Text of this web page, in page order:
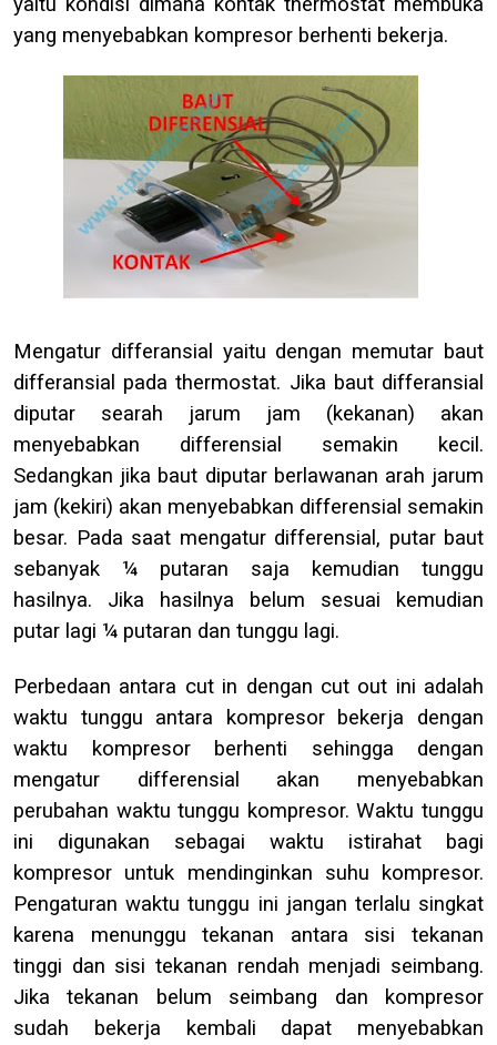
yang menyebabkan kompresor berhenti bekerja.
Mengatur differansial yaitu dengan memutar baut
differansial pada thermostat. Jika baut differansial
diputar searah jarum jam (kekanan) akan
menyebabkan differensial semakin kecil.
Sedangkan jika baut diputar berlawanan arah jarum
jam (kekiri) akan menyebabkan differensial semakin
besar. Pada saat mengatur differensial, putar baut
sebanyak ¼ putaran saja kemudian tunggu
hasilnya. Jika hasilnya belum sesuai kemudian
putar lagi ¼ putaran dan tunggu lagi.
Perbedaan antara cut in dengan cut out ini adalah
waktu tunggu antara kompresor bekerja dengan
waktu kompresor berhenti sehingga dengan
mengatur differensial akan menyebabkan
perubahan waktu tunggu kompresor. Waktu tunggu
ini digunakan sebagai waktu istirahat bagi
kompresor untuk mendinginkan suhu kompresor.
Pengaturan waktu tunggu ini jangan terlalu singkat
karena menunggu tekanan antara sisi tekanan
tinggi dan sisi tekanan rendah menjadi seimbang.
Jika tekanan belum seimbang dan kompresor
sudah bekerja kembali dapat menyebabkan